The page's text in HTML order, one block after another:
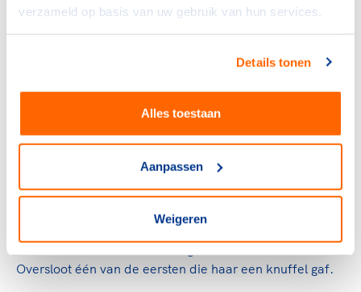
verzameld op basis van uw gebruik van hun services.
Details tonen
Alles toestaan
Aanpassen
Weigeren
Hoewel Oversloot zich al had geplaatst voor de halve
finale op de individuele 400 meter trok ze zich terug na
onder de Hollandsche dames zeer gedeprimeerd is,’
schreven de Nederlandse kranten. Oversloot zou
diezelfde dag wél als vervanger voor Braun de
Het Vaderland:
‘Nadat Puck Oversloot tegen Miss Johns gezwommen
had, namen de Vereenigde Staten een kleinen
voorsprong, welke zij niet meer afstonden.’
Oversloot één van de eersten die haar een knuffel gaf.